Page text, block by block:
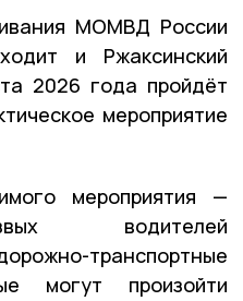
МОМВД России
и Ржаксинский
2026 года пройдёт
мероприятие
мероприятия —
водителей
транспортные
могут произойти